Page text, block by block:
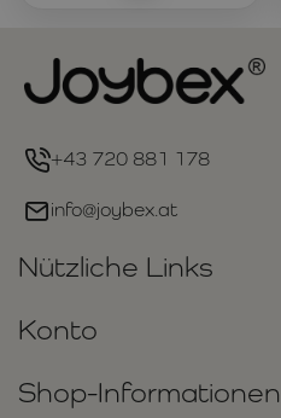
+43 720 881 178
info@joybex.at
Nützliche Links
Konto
Shop-Informationen